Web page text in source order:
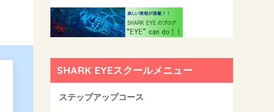
SHARK EYEスクールメニュー
ステップアップコース